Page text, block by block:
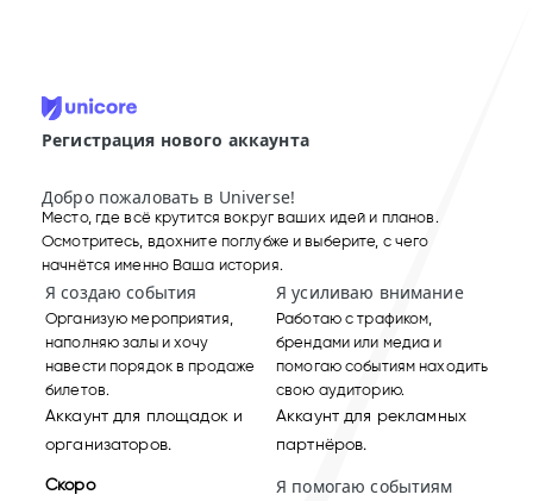
Регистрация нового аккаунта
Добро пожаловать в Universe!
Место, где всё крутится вокруг ваших идей и планов.
Осмотритесь, вдохните поглубже и выберите, с чего
начнётся именно Ваша история.
Я создаю события
Организую мероприятия,
наполняю залы и хочу
навести порядок в продаже
билетов.
Аккаунт для площадок и
организаторов.
Я усиливаю внимание
Работаю с трафиком,
брендами или медиа и
помогаю событиям находить
свою аудиторию.
Аккаунт для рекламных
партнёров.
Скоро
Я помогаю событиям